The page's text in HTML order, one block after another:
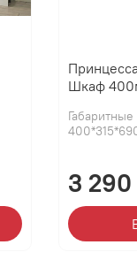
Шкаф
3 290